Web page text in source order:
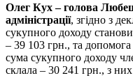
Олег Кух – голова
адміністрації, згідно з
сукупного доходу
– 39 103 грн., та
сума сукупного доходу
склала – 30 241 грн., з